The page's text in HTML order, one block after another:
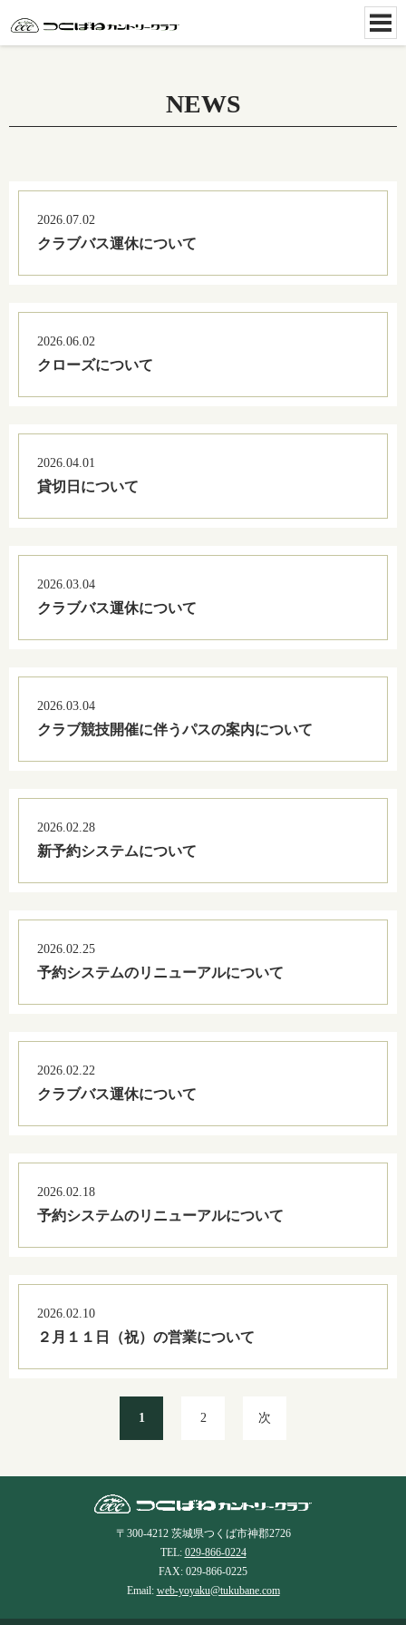
NEWS
2026.07.02
クラブバス運休について
2026.06.02
クローズについて
2026.04.01
貸切日について
2026.03.04
クラブバス運休について
2026.03.04
クラブ競技開催に伴うパスの案内について
2026.02.28
新予約システムについて
2026.02.25
予約システムのリニューアルについて
2026.02.22
クラブバス運休について
2026.02.18
予約システムのリニューアルについて
2026.02.10
２月１１日（祝）の営業について
1 2 次
〒300-4212 茨城県つくば市神郡2726
TEL: 029-866-0224
FAX: 029-866-0225
Email: web-yoyaku@tukubane.com